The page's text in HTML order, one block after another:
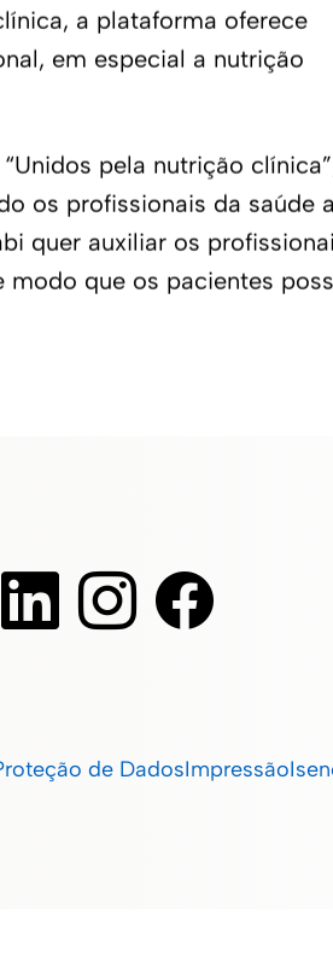
a plataforma oferece
em especial a nutrição
pela nutrição
os profissionais da saúde a
quer auxiliar os
que os pacientes
de DadosImpressão